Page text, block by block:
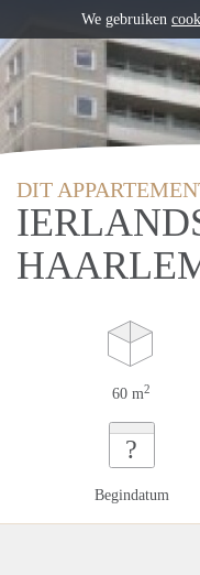
DIT
60 m2
?
Begindatum
We gebruiken